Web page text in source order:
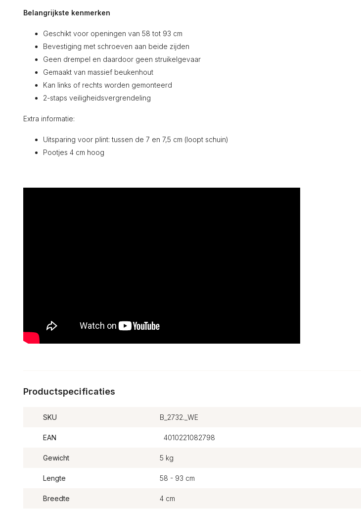
Belangrijkste kenmerken
Geschikt voor openingen van 58 tot 93 cm
Bevestiging met schroeven aan beide zijden
Geen drempel en daardoor geen struikelgevaar
Gemaakt van massief beukenhout
Kan links of rechts worden gemonteerd
2-staps veiligheidsvergrendeling
Extra informatie:
Uitsparing voor plint: tussen de 7 en 7,5 cm (loopt schuin)
Pootjes 4 cm hoog
Productspecificaties
SKU B_2732._WE
EAN 4010221082798
Gewicht 5 kg
Lengte 58 - 93 cm
Breedte 4 cm